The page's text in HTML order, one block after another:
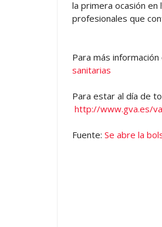
la primera ocasión
profesionales que
Para más
sanitarias
Para estar al día de
http://www.gva.es/
Fuente: Se abre la